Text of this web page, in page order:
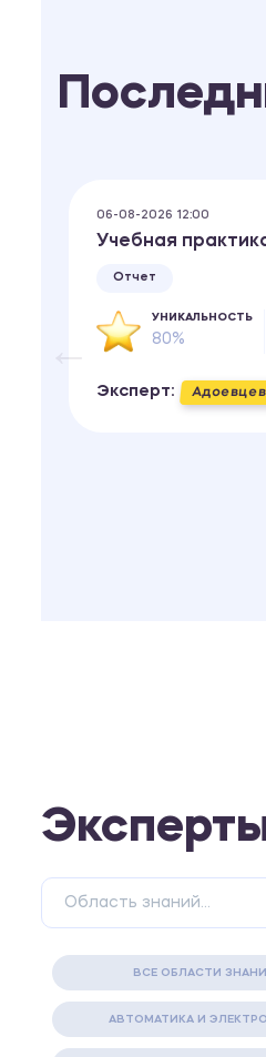
06-08-2026 12:00
Учебная
Отчет
УНИКАЛЬНОСТЬ
80%
Эксперт:
ВСЕ ОБЛАСТИ
АВТОМАТИКА И